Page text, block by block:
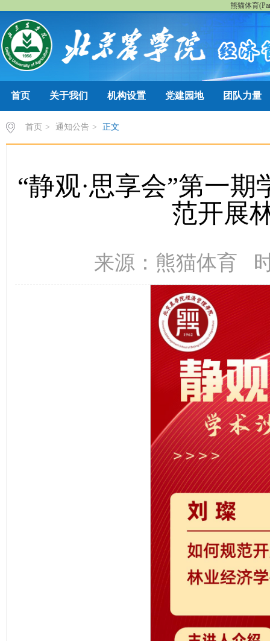
熊猫体育
首页 关于我们 机构设置 党建园地 团队力量
首页 > 通知公告 > 正文
“静观·思享会”第一
范开展
来源：​熊猫体育